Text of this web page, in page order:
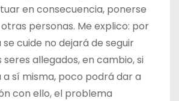
en consecuencia, ponerse
personas. Me explico: por
cuide no dejará de seguir
seres allegados, en cambio, si
a sí misma, poco podrá dar a
con ello, el problema